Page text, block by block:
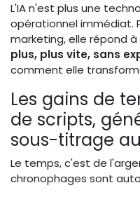
L'IA n'est plus une
opérationnel immédiat.
marketing, elle répond à
plus, plus vite, sans
comment elle
Les gains de
de scripts,
sous-titrage
Le temps, c'est de
chronophages sont